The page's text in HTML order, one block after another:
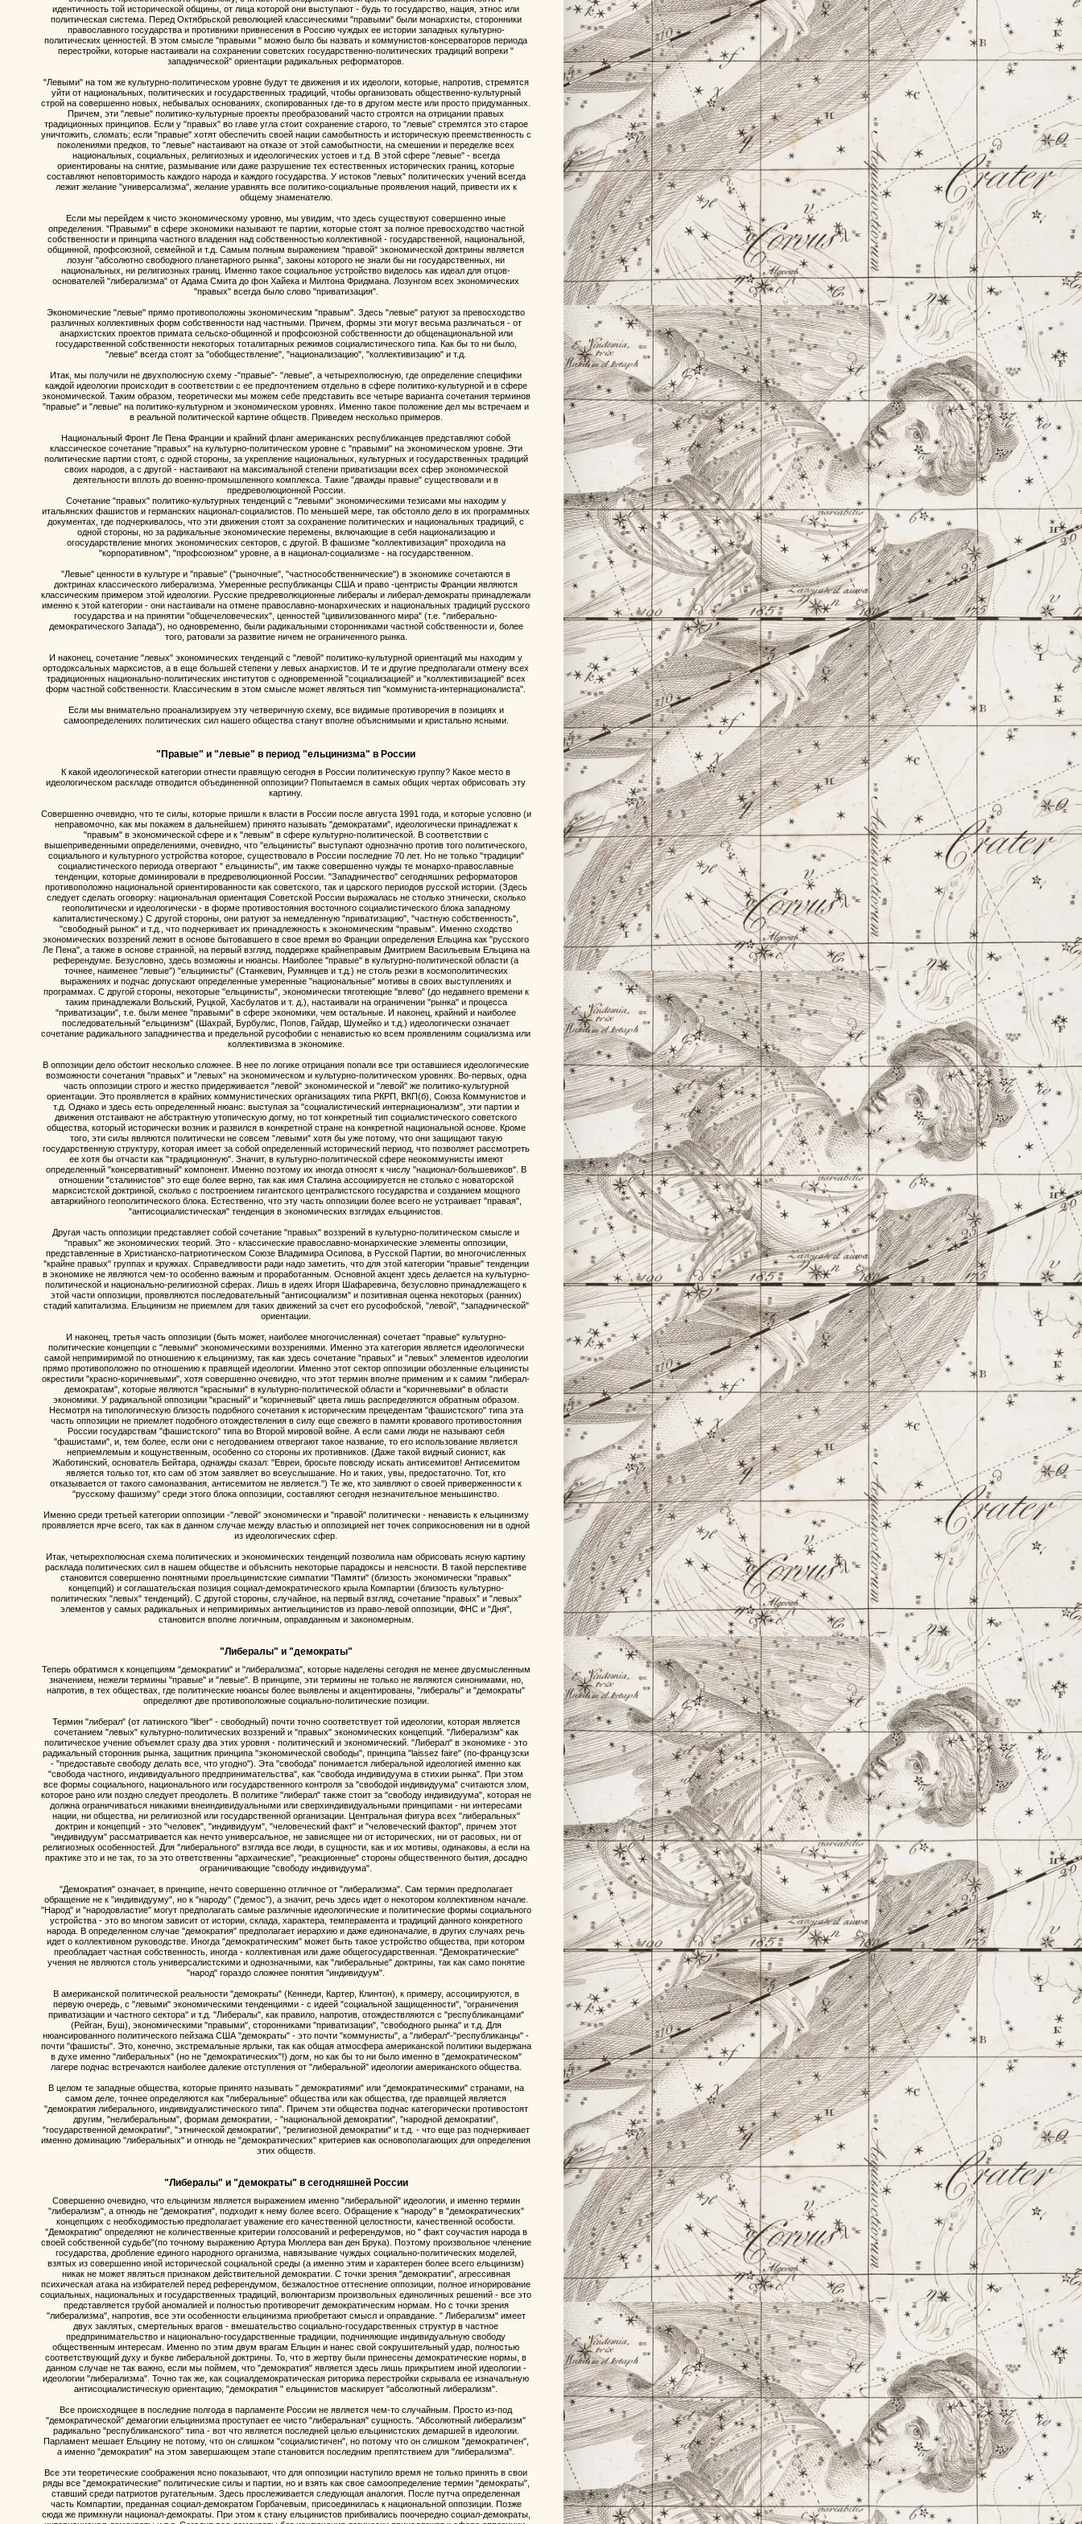
идентичность той исторической общины, от лица которой они выступают - будь то государство, нация, этнос или
политическая система. Перед Октябрьской революцией классическими "правыми" были монархисты, сторонники
православного государства и противники привнесения в Россию чуждых ее истории западных культурно-
политических ценностей. В этом смысле "правыми " можно было бы назвать и коммунистов-консерваторов периода
перестройки, которые настаивали на сохранении советских государственно-политических традиций вопреки "
западнической" ориентации радикальных реформаторов.
"Левыми" на том же культурно-политическом уровне будут те движения и их идеологи, которые, напротив, стремятся
уйти от национальных, политических и государственных традиций, чтобы организовать общественно-культурный
строй на совершенно новых, небывалых основаниях, скопированных где-то в другом месте или просто придуманных.
Причем, эти "левые" политико-культурные проекты преобразований часто строятся на отрицании правых
традиционных принципов. Если у "правых" во главе угла стоит сохранение старого, то "левые" стремятся это старое
уничтожить, сломать; если "правые" хотят обеспечить своей нации самобытность и историческую преемственность с
поколениями предков, то "левые" настаивают на отказе от этой самобытности, на смешении и переделке всех
национальных, социальных, религиозных и идеологических устоев и т.д. В этой сфере "левые" - всегда
ориентированы на снятие, размывание или даже разрушение тех естественных исторических границ, которые
составляют неповторимость каждого народа и каждого государства. У истоков "левых" политических учений всегда
лежит желание "универсализма", желание уравнять все политико-социальные проявления наций, привести их к
общему знаменателю.
Если мы перейдем к чисто экономическому уровню, мы увидим, что здесь существуют совершенно иные
определения. "Правыми" в сфере экономики называют те партии, которые стоят за полное превосходство частной
собственности и принципа частного владения над собственностью коллективной - государственной, национальной,
общинной, профсоюзной, семейной и т.д. Самым полным выражением "правой" экономической доктрины является
лозунг "абсолютно свободного планетарного рынка", законы которого не знали бы ни государственных, ни
национальных, ни религиозных границ. Именно такое социальное устройство виделось как идеал для отцов-
основателей "либерализма" от Адама Смита до фон Хайека и Милтона Фридмана. Лозунгом всех экономических
"правых" всегда было слово "приватизация".
Экономические "левые" прямо противоположны экономическим "правым". Здесь "левые" ратуют за превосходство
различных коллективных форм собственности над частными. Причем, формы эти могут весьма различаться - от
анархистских проектов примата сельско-общинной и профсоюзной собственности до общенациональной или
государственной собственности некоторых тоталитарных режимов социалистического типа. Как бы то ни было,
"левые" всегда стоят за "обобществление", "национализацию", "коллективизацию" и т.д.
Итак, мы получили не двухполюсную схему -"правые"- "левые", а четырехполюсную, где определение специфики
каждой идеологии происходит в соответствии с ее предпочтением отдельно в сфере политико-культурной и в сфере
экономической. Таким образом, теоретически мы можем себе представить все четыре варианта сочетания терминов
"правые" и "левые" на политико-культурном и экономическом уровнях. Именно такое положение дел мы встречаем и
в реальной политической картине обществ. Приведем несколько примеров.
Национальный Фронт Ле Пена Франции и крайний фланг американских республиканцев представляют собой
классическое сочетание "правых" на культурно-политическом уровне с "правыми" на экономическом уровне. Эти
политические партии стоят, с одной стороны, за укрепление национальных, культурных и государственных традиций
своих народов, а с другой - настаивают на максимальной степени приватизации всех сфер экономической
деятельности вплоть до военно-промышленного комплекса. Такие "дважды правые" существовали и в
предреволюционной России.
Сочетание "правых" политико-культурных тенденций с "левыми" экономическими тезисами мы находим у
итальянских фашистов и германских национал-социалистов. По меньшей мере, так обстояло дело в их программных
документах, где подчеркивалось, что эти движения стоят за сохранение политических и национальных традиций, с
одной стороны, но за радикальные экономические перемены, включающие в себя национализацию и
огосударствление многих экономических секторов, с другой. В фашизме "коллективизация" проходила на
"корпоративном", "профсоюзном" уровне, а в национал-социализме - на государственном.
"Левые" ценности в культуре и "правые" ("рыночные", "частнособственнические") в экономике сочетаются в
доктринах классического либерализма. Умеренные республиканцы США и право -центристы Франции являются
классическим примером этой идеологии. Русские предреволюционные либералы и либерал-демократы принадлежали
именно к этой категории - они настаивали на отмене православно-монархических и национальных традиций русского
государства и на принятии "общечеловеческих", ценностей "цивилизованного мира" (т.е. "либерально-
демократического Запада"), но одновременно, были радикальными сторонниками частной собственности и, более
того, ратовали за развитие ничем не ограниченного рынка.
И наконец, сочетание "левых" экономических тенденций с "левой" политико-культурной ориентаций мы находим у
ортодоксальных марксистов, а в еще большей степени у левых анархистов. И те и другие предполагали отмену всех
традиционных национально-политических институтов с одновременной "социализацией" и "коллективизацией" всех
форм частной собственности. Классическим в этом смысле может являться тип "коммуниста-интернационалиста".
Если мы внимательно проанализируем эту четверичную схему, все видимые противоречия в позициях и
самоопределениях политических сил нашего общества станут вполне объяснимыми и кристально ясными.
"Правые" и "левые" в период "ельцинизма" в России
К какой идеологической категории отнести правящую сегодня в России политическую группу? Какое место в
идеологическом раскладе отводится объединенной оппозиции? Попытаемся в самых общих чертах обрисовать эту
картину.
Совершенно очевидно, что те силы, которые пришли к власти в России после августа 1991 года, и которые условно (и
неправомочно, как мы покажем в дальнейшем) принято называть "демократами", идеологически принадлежат к
"правым" в экономической сфере и к "левым" в сфере культурно-политической. В соответствии с
вышеприведенными определениями, очевидно, что "ельцинисты" выступают однозначно против того политического,
социального и культурного устройства которое, существовало в России последние 70 лет. Но не только "традиции"
социалистического периода отвергают " ельцинисты", им также совершенно чужды те монархо-православные
тенденции, которые доминировали в предреволюционной России. "Западничество" сегодняшних реформаторов
противоположно национальной ориентированности как советского, так и царского периодов русской истории. (Здесь
следует сделать оговорку: национальная ориентация Советской России выражалась не столько этнически, сколько
геополитически и идеологически - в форме противостояния восточного социалистического блока западному
капиталистическому.) С другой стороны, они ратуют за немедленную "приватизацию", "частную собственность",
"свободный рынок" и т.д., что подчеркивает их принадлежность к экономическим "правым". Именно сходство
экономических воззрений лежит в основе бытовавшего в свое время во Франции определения Ельцина как "русского
Ле Пена", а также в основе странной, на первый взгляд, поддержке крайнеправым Дмитрием Васильевым Ельцина на
референдуме. Безусловно, здесь возможны и нюансы. Наиболее "правые" в культурно-политической области (а
точнее, наименее "левые") "ельцинисты" (Станкевич, Румянцев и т.д.) не столь резки в космополитических
выражениях и подчас допускают определенные умеренные "национальные" мотивы в своих выступлениях и
программах. С другой стороны, некоторые "ельцинисты", экономически тяготеющие "влево" (до недавнего времени к
таким принадлежали Вольский, Руцкой, Хасбулатов и т. д.), настаивали на ограничении "рынка" и процесса
"приватизации", т.е. были менее "правыми" в сфере экономики, чем остальные. И наконец, крайний и наиболее
последовательный "ельцинизм" (Шахрай, Бурбулис, Попов, Гайдар, Шумейко и т.д.) идеологически означает
сочетание радикального западничества и предельной русофобии с ненавистью ко всем проявлениям социализма или
коллективизма в экономике.
В оппозиции дело обстоит несколько сложнее. В нее по логике отрицания попали все три оставшиеся идеологические
возможности сочетания "правых" и "левых" на экономическом и культурно-политическом уровнях. Во-первых, одна
часть оппозиции строго и жестко придерживается "левой" экономической и "левой" же политико-культурной
ориентации. Это проявляется в крайних коммунистических организациях типа РКРП, ВКП(б), Союза Коммунистов и
т.д. Однако и здесь есть определенный нюанс: выступая за "социалистический интернационализм", эти партии и
движения отстаивают не абстрактную утопическую догму, но тот конкретный тип социалистического советского
общества, который исторически возник и развился в конкретной стране на конкретной национальной основе. Кроме
того, эти силы являются политически не совсем "левыми" хотя бы уже потому, что они защищают такую
государственную структуру, которая имеет за собой определенный исторический период, что позволяет рассмотреть
ее хотя бы отчасти как "традиционную". Значит, в культурно-политической сфере неокоммунисты имеют
определенный "консервативный" компонент. Именно поэтому их иногда относят к числу "национал-большевиков". В
отношении "сталинистов" это еще более верно, так как имя Сталина ассоциируется не столько с новаторской
марксистской доктриной, сколько с построением гигантского централистского государства и созданием мощного
автаркийного геополитического блока. Естественно, что эту часть оппозиции более всего не устраивает "правая",
"антисоциалистическая" тенденция в экономических взглядах ельцинистов.
Другая часть оппозиции представляет собой сочетание "правых" воззрений в культурно-политическом смысле и
"правых" же экономических теорий. Это - классические православно-монархические элементы оппозиции,
представленные в Христианско-патриотическом Союзе Владимира Осипова, в Русской Партии, во многочисленных
"крайне правых" группах и кружках. Справедливости ради надо заметить, что для этой категории "правые" тенденции
в экономике не являются чем-то особенно важным и проработанным. Основной акцент здесь делается на культурно-
политической и национально-религиозной сферах. Лишь в идеях Игоря Шафаревича, безусловно принадлежащего к
этой части оппозиции, проявляются последовательный "антисоциализм" и позитивная оценка некоторых (ранних)
стадий капитализма. Ельцинизм не приемлем для таких движений за счет его русофобской, "левой", "западнической"
ориентации.
И наконец, третья часть оппозиции (быть может, наиболее многочисленная) сочетает "правые" культурно-
политические концепции с "левыми" экономическими воззрениями. Именно эта категория является идеологически
самой непримиримой по отношению к ельцинизму, так как здесь сочетание "правых" и "левых" элементов идеологии
прямо противоположно по отношению к правящей идеологии. Именно этот сектор оппозиции обозленные ельцинисты
окрестили "красно-коричневыми", хотя совершенно очевидно, что этот термин вполне применим и к самим "либерал-
демократам", которые являются "красными" в культурно-политической области и "коричневыми" в области
экономики. У радикальной оппозиции "красный" и "коричневый" цвета лишь распределяются обратным образом.
Несмотря на типологическую близость подобного сочетания к историческим прецедентам "фашистского" типа эта
часть оппозиции не приемлет подобного отождествления в силу еще свежего в памяти кровавого противостояния
России государствам "фашистского" типа во Второй мировой войне. А если сами люди не называют себя
"фашистами", и, тем более, если они с негодованием отвергают такое название, то его использование является
неприемлемым и кощунственным, особенно со стороны их противников. (Даже такой видный сионист, как
Жаботинский, основатель Бейтара, однажды сказал: "Евреи, бросьте повсюду искать антисемитов! Антисемитом
является только тот, кто сам об этом заявляет во всеуслышание. Но и таких, увы, предостаточно. Тот, кто
отказывается от такого самоназвания, антисемитом не является.") Те же, кто заявляют о своей приверженности к
"русскому фашизму" среди этого блока оппозиции, составляют сегодня незначительное меньшинство.
Именно среди третьей категории оппозиции -"левой" экономически и "правой" политически - ненависть к ельцинизму
проявляется ярче всего, так как в данном случае между властью и оппозицией нет точек соприкосновения ни в одной
из идеологических сфер.
Итак, четырехполюсная схема политических и экономических тенденций позволила нам обрисовать ясную картину
расклада политических сил в нашем обществе и объяснить некоторые парадоксы и неясности. В такой перспективе
становится совершенно понятными проельцинистские симпатии "Памяти" (близость экономически "правых"
концепций) и соглашательская позиция социал-демократического крыла Компартии (близость культурно-
политических "левых" тенденций). С другой стороны, случайное, на первый взгляд, сочетание "правых" и "левых"
элементов у самых радикальных и непримиримых антиельцинистов из право-левой оппозиции, ФНС и "Дня",
становится вполне логичным, оправданным и закономерным.
"Либералы" и "демократы"
Теперь обратимся к концепциям "демократии" и "либерализма", которые наделены сегодня не менее двусмысленным
значением, нежели термины "правые" и "левые". В принципе, эти термины не только не являются синонимами, но,
напротив, в тех обществах, где политические нюансы более выявлены и акцентированы, "либералы" и "демократы"
определяют две противоположные социально-политические позиции.
Термин "либерал" (от латинского "liber" - свободный) почти точно соответствует той идеологии, которая является
сочетанием "левых" культурно-политических воззрений и "правых" экономических концепций. "Либерализм" как
политическое учение объемлет сразу два этих уровня - политический и экономический. "Либерал" в экономике - это
радикальный сторонник рынка, защитник принципа "экономической свободы", принципа "laissez faire" (по-французски
- "предоставьте свободу делать все, что угодно"). Эта "свобода" понимается либеральной идеологией именно как
"свобода частного, индивидуального предпринимательства", как "свобода индивидуума в стихии рынка". При этом
все формы социального, национального или государственного контроля за "свободой индивидуума" считаются злом,
которое рано или поздно следует преодолеть. В политике "либерал" также стоит за "свободу индивидуума", которая не
должна ограничиваться никакими внеиндивидуальными или сверхиндивидуальными принципами - ни интересами
нации, ни общества, ни религиозной или государственной организации. Центральная фигура всех "либеральных"
доктрин и концепций - это "человек", "индивидуум", "человеческий факт" и "человеческий фактор", причем этот
"индивидуум" рассматривается как нечто универсальное, не зависящее ни от исторических, ни от расовых, ни от
религиозных особенностей. Для "либерального" взгляда все люди, в сущности, как и их мотивы, одинаковы, а если на
практике это и не так, то за это ответственны "архаические", "реакционные" стороны общественного бытия, досадно
ограничивающие "свободу индивидуума".
"Демократия" означает, в принципе, нечто совершенно отличное от "либерализма". Сам термин предполагает
обращение не к "индивидууму", но к "народу" ("демос"), а значит, речь здесь идет о некотором коллективном начале.
"Народ" и "народовластие" могут предполагать самые различные идеологические и политические формы социального
устройства - это во многом зависит от истории, склада, характера, темперамента и традиций данного конкретного
народа. В определенном случае "демократия" предполагает иерархию и даже единоначалие, в других случаях речь
идет о коллективном руководстве. Иногда "демократическим" может быть такое устройство общества, при котором
преобладает частная собственность, иногда - коллективная или даже общегосударственная. "Демократические"
учения не являются столь универсалистскими и однозначными, как "либеральные" доктрины, так как само понятие
"народ" гораздо сложнее понятия "индивидуум".
В американской политической реальности "демократы" (Кеннеди, Картер, Клинтон), к примеру, ассоциируются, в
первую очередь, с "левыми" экономическими тенденциями - с идеей "социальной защищенности", "ограничения
приватизации и частного сектора" и т.д. "Либералы", как правило, напротив, отождествляются с "республиканцами"
(Рейган, Буш), экономическими "правыми", сторонниками "приватизации", "свободного рынка" и т.д. Для
нюансированного политического пейзажа США "демократы" - это почти "коммунисты", а "либерал"-"республиканцы" -
почти "фашисты". Это, конечно, экстремальные ярлыки, так как общая атмосфера американской политики выдержана
в духе именно "либеральных" (но не "демократических"!) догм, но как бы то ни было именно в "демократическом"
лагере подчас встречаются наиболее далекие отступления от "либеральной" идеологии американского общества.
В целом те западные общества, которые принято называть " демократиями" или "демократическими" странами, на
самом деле, точнее определяются как "либеральные" общества или как общества, где правящей является
"демократия либерального, индивидуалистического типа". Причем эти общества подчас категорически противостоят
другим, "нелиберальным", формам демократии, - "национальной демократии", "народной демократии",
"государственной демократии", "этнической демократии", "религиозной демократии" и т.д. - что еще раз подчеркивает
именно доминацию "либеральных" и отнюдь не "демократических" критериев как основополагающих для определения
этих обществ.
"Либералы" и "демократы" в сегодняшней России
Совершенно очевидно, что ельцинизм является выражением именно "либеральной" идеологии, и именно термин
"либерализм", а отнюдь не "демократия", подходит к нему более всего. Обращение к "народу" в "демократических"
концепциях с необходимостью предполагает уважение его качественной целостности, качественной особости.
"Демократию" определяют не количественные критерии голосований и референдумов, но " факт соучастия народа в
своей собственной судьбе"(по точному выражению Артура Мюллера ван ден Брука). Поэтому произвольное членение
государства, дробление единого народного организма, навязывание чуждых социально-политических моделей,
взятых из совершенно иной исторической социальной среды (а именно этим и характерен более всего ельцинизм)
никак не может являться признаком действительной демократии. С точки зрения "демократии", агрессивная
психическая атака на избирателей перед референдумом, безжалостное оттеснение оппозиции, полное игнорирование
социальных, национальных и государственных традиций, волюнтаризм произвольных единоличных решений - все это
представляется грубой аномалией и полностью противоречит демократическим нормам. Но с точки зрения
"либерализма", напротив, все эти особенности ельцинизма приобретают смысл и оправдание. " Либерализм" имеет
двух заклятых, смертельных врагов - вмешательство социально-государственных структур в частное
предпринимательство и национально-государственные традиции, подчиняющие индивидуальную свободу
общественным интересам. Именно по этим двум врагам Ельцин и нанес свой сокрушительный удар, полностью
соответствующий духу и букве либеральной доктрины. То, что в жертву были принесены демократические нормы, в
данном случае не так важно, если мы поймем, что "демократия" является здесь лишь прикрытием иной идеологии -
идеологии "либерализма". Точно так же, как социалдемократическая риторика перестройки скрывала ее изначальную
антисоциалистическую ориентацию, "демократия " ельцинистов маскирует "абсолютный либерализм".
Все происходящее в последние полгода в парламенте России не является чем-то случайным. Просто из-под
"демократической" демагогии ельцинизма проступает ее чисто "либеральная" сущность. "Абсолютный либерализм"
радикально "республиканского" типа - вот что является последней целью ельцинистских демаршей в идеологии.
Парламент мешает Ельцину не потому, что он слишком "социалистичен", но потому что он слишком "демократичен",
а именно "демократия" на этом завершающем этапе становится последним препятствием для "либерализма".
Все эти теоретические соображения ясно показывают, что для оппозиции наступило время не только принять в свои
ряды все "демократические" политические силы и партии, но и взять как свое самоопределение термин "демократы",
ставший среди патриотов ругательным. Здесь прослеживается следующая аналогия. После путча определенная
часть Компартии, преданная социал-демократом Горбачевым, присоединилась к национальной оппозиции. Позже
сюда же примкнули национал-демократы. При этом к стану ельцинистов прибивались поочередно социал-демократы,